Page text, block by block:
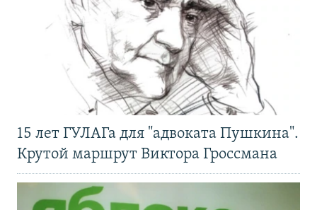
15 лет ГУЛАГа для "адвоката Пушкина".
Крутой маршрут Виктора Гроссмана